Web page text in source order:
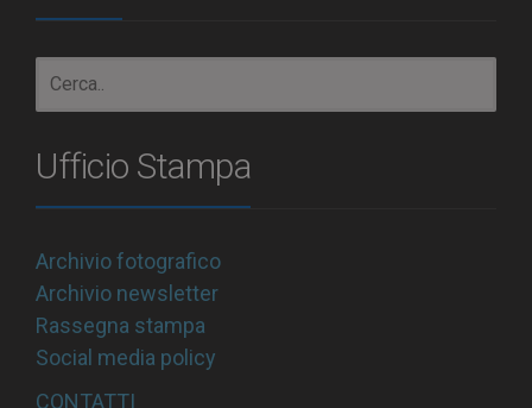
Ufficio Stampa
Archivio fotografico
Archivio newsletter
Rassegna stampa
Social media policy
CONTATTI